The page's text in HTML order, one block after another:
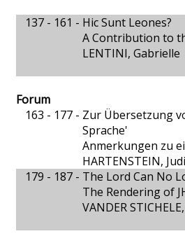
137 - 161 - Hic Sunt Leones?
A Contribution to
LENTINI, Gabrielle
Forum
163 - 177 - Zur Übersetzung
Sprache'
Anmerkungen zu
HARTENSTEIN,
179 - 187 - The Lord Can No
The Rendering of
VANDER